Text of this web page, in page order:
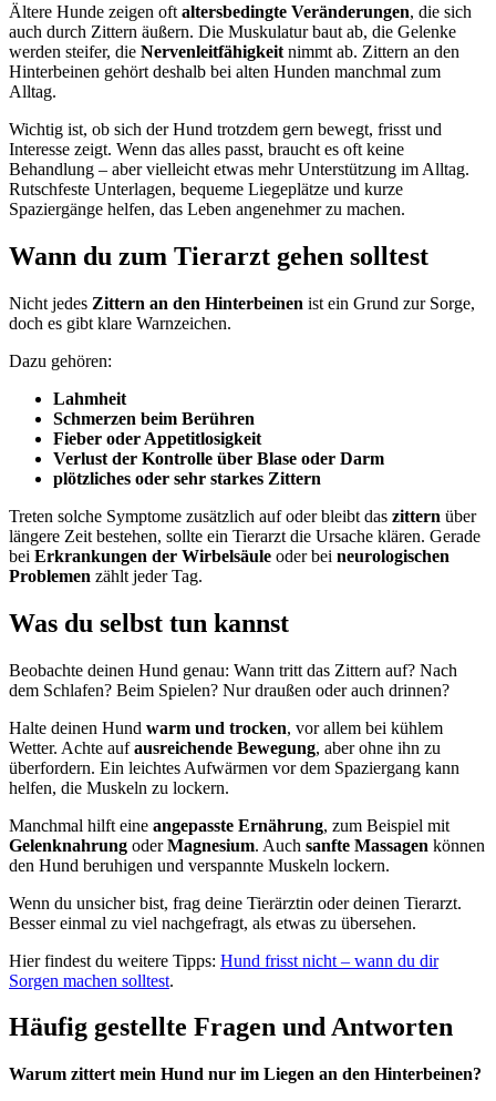
Ältere Hunde zeigen oft altersbedingte Veränderungen, die sich
auch durch Zittern äußern. Die Muskulatur baut ab, die Gelenke
werden steifer, die Nervenleitfähigkeit nimmt ab. Zittern an den
Hinterbeinen gehört deshalb bei alten Hunden manchmal zum
Alltag.
Wichtig ist, ob sich der Hund trotzdem gern bewegt, frisst und
Interesse zeigt. Wenn das alles passt, braucht es oft keine
Behandlung – aber vielleicht etwas mehr Unterstützung im Alltag.
Rutschfeste Unterlagen, bequeme Liegeplätze und kurze
Spaziergänge helfen, das Leben angenehmer zu machen.
Wann du zum Tierarzt gehen solltest
Nicht jedes Zittern an den Hinterbeinen ist ein Grund zur Sorge,
doch es gibt klare Warnzeichen.
Dazu gehören:
Lahmheit
Schmerzen beim Berühren
Fieber oder Appetitlosigkeit
Verlust der Kontrolle über Blase oder Darm
plötzliches oder sehr starkes Zittern
Treten solche Symptome zusätzlich auf oder bleibt das zittern über
längere Zeit bestehen, sollte ein Tierarzt die Ursache klären. Gerade
bei Erkrankungen der Wirbelsäule oder bei neurologischen
Problemen zählt jeder Tag.
Was du selbst tun kannst
Beobachte deinen Hund genau: Wann tritt das Zittern auf? Nach
dem Schlafen? Beim Spielen? Nur draußen oder auch drinnen?
Halte deinen Hund warm und trocken, vor allem bei kühlem
Wetter. Achte aufausreichende Bewegung, aber ohne ihn zu
überfordern. Ein leichtes Aufwärmen vor dem Spaziergang kann
helfen, die Muskeln zu lockern.
Manchmal hilft eine angepasste Ernährung, zum Beispiel mit
Gelenknahrung oderMagnesium. Auch sanfte Massagen können
den Hund beruhigen und verspannte Muskeln lockern.
Wenn du unsicher bist, frag deine Tierärztin oder deinen Tierarzt.
Besser einmal zu viel nachgefragt, als etwas zu übersehen.
Hier findest du weitere Tipps: Hund frisst nicht – wann du dir
Sorgen machen solltest.
Häufig gestellte Fragen und Antworten
Warum zittert mein Hund nur im Liegen an den Hinterbeinen?